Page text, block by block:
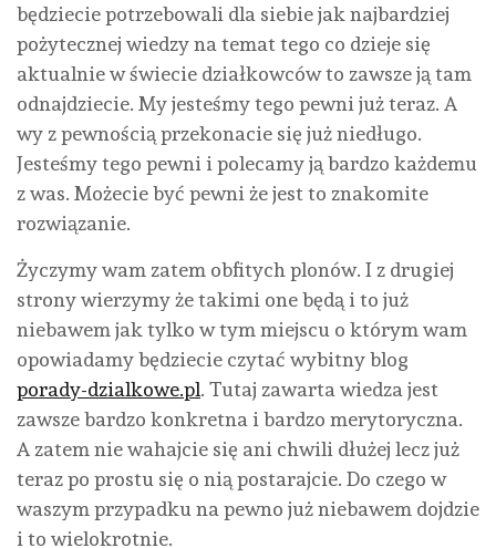
będziecie potrzebowali dla siebie jak najbardziej
pożytecznej wiedzy na temat tego co dzieje się
aktualnie w świecie działkowców to zawsze ją tam
odnajdziecie. My jesteśmy tego pewni już teraz. A
wy z pewnością przekonacie się już niedługo.
Jesteśmy tego pewni i polecamy ją bardzo każdemu
z was. Możecie być pewni że jest to znakomite
rozwiązanie.
Życzymy wam zatem obfitych plonów. I z drugiej
strony wierzymy że takimi one będą i to już
niebawem jak tylko w tym miejscu o którym wam
opowiadamy będziecie czytać wybitny blog
porady-dzialkowe.pl. Tutaj zawarta wiedza jest
zawsze bardzo konkretna i bardzo merytoryczna.
A zatem nie wahajcie się ani chwili dłużej lecz już
teraz po prostu się o nią postarajcie. Do czego w
waszym przypadku na pewno już niebawem dojdzie
i to wielokrotnie.